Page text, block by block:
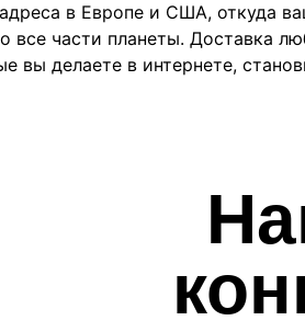
в Европе и США, откуда
все части планеты. Доставка
вы делаете в интернете,